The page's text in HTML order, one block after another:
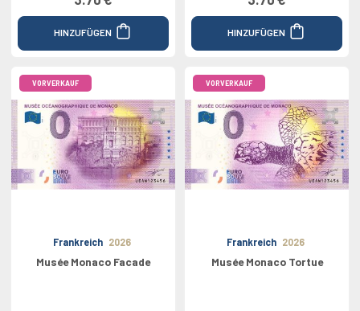
HINZUFÜGEN HINZUFÜGEN
VORVERKAUF
Frankreich 2026
Musée Monaco Facade
VORVERKAUF
Frankreich 2026
Musée Monaco Tortue